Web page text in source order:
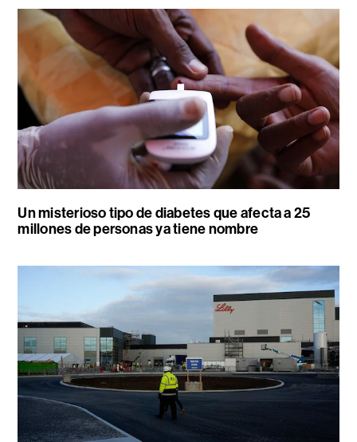
Un misterioso tipo de diabetes que afecta a 25
millones de personas ya tiene nombre